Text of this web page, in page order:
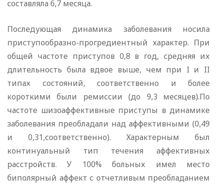
составляла 6,7 месяца.
Последующая динамика заболевания носила
приступообразно-прогредиентный характер. При
общей частоте приступов 0,8 в год, средняя их
длительность была вдвое выше, чем при I и II
типах состояний, соответственно и более
короткими были ремиссии (до 9,3 месяцев).По
частоте шизоаффективные приступы в динамике
заболевания преобладали над аффективными (0,49
и 0,31,соответственно). Характерным был
континуальный тип течения аффективных
расстройств. У 100% больных имел место
биполярный аффект с отчетливым преобладанием